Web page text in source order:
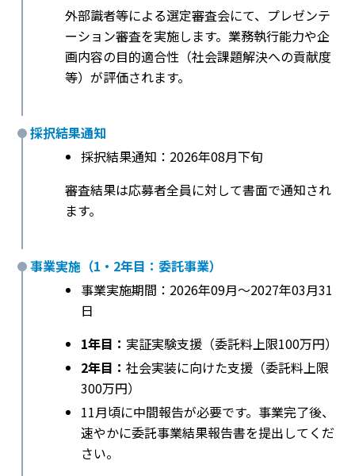
外部識者等による選定審査会にて、プレゼンテ
ーション審査を実施します。業務執行能力や企
画内容の目的適合性（社会課題解決への貢献度
等）が評価されます。
採択結果通知
採択結果通知：2026年08月下旬
審査結果は応募者全員に対して書面で通知され
ます。
事業実施（1・2年目：委託事業）
事業実施期間：2026年09月〜2027年03月31
日
1年目： 実証実験支援（委託料上限100万円）
2年目： 社会実装に向けた支援（委託料上限
300万円）
11月頃に中間報告が必要です。事業完了後、
速やかに委託事業結果報告書を提出してくだ
さい。